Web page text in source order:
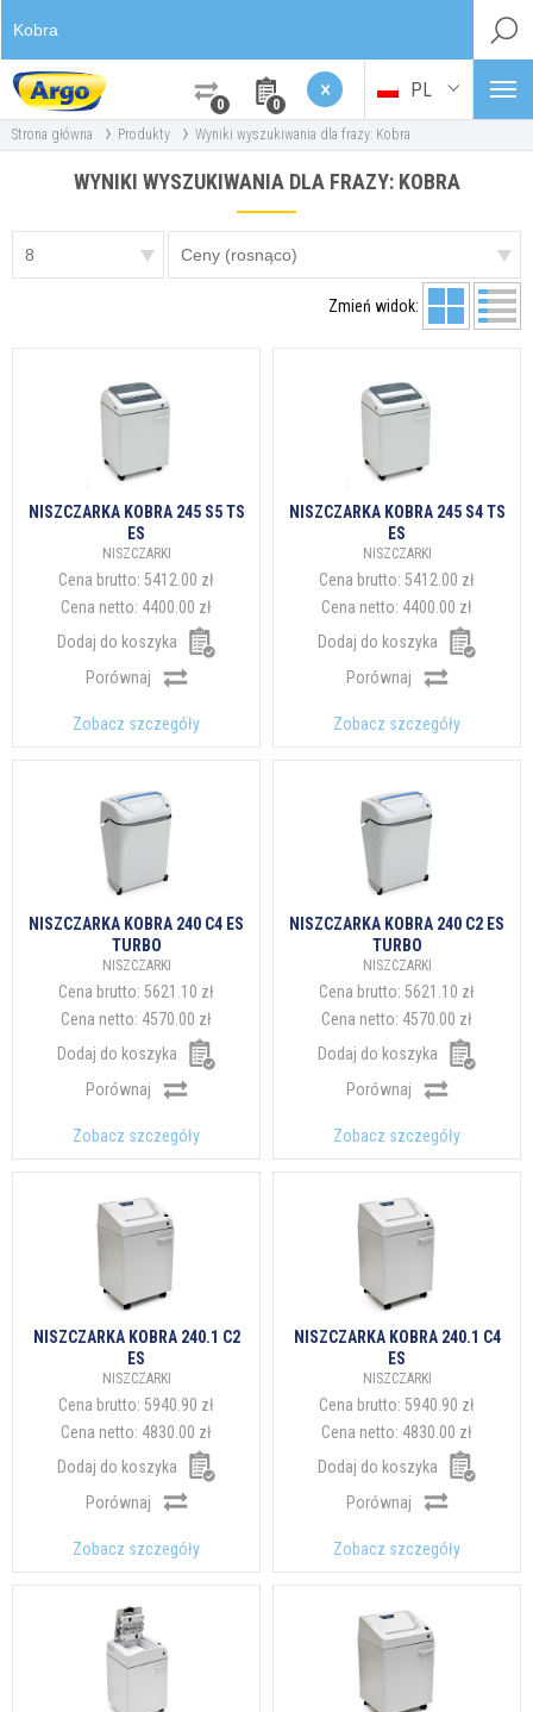
0
0
× PL
Strona główna › Produkty › Wyniki wyszukiwania dla frazy: Kobra
WYNIKI WYSZUKIWANIA DLA FRAZY: KOBRA
Zmień widok:
NISZCZARKA KOBRA 245 S5 TS
ES
NISZCZARKI
Cena brutto: 5412.00 zł
Cena netto: 4400.00 zł
Dodaj do koszyka
Porównaj
Zobacz szczegóły
NISZCZARKA KOBRA 245 S4 TS
ES
NISZCZARKI
Cena brutto: 5412.00 zł
Cena netto: 4400.00 zł
Dodaj do koszyka
Porównaj
Zobacz szczegóły
NISZCZARKA KOBRA 240 C4 ES
TURBO
NISZCZARKI
Cena brutto: 5621.10 zł
Cena netto: 4570.00 zł
Dodaj do koszyka
Porównaj
Zobacz szczegóły
NISZCZARKA KOBRA 240 C2 ES
TURBO
NISZCZARKI
Cena brutto: 5621.10 zł
Cena netto: 4570.00 zł
Dodaj do koszyka
Porównaj
Zobacz szczegóły
NISZCZARKA KOBRA 240.1 C2
ES
NISZCZARKI
Cena brutto: 5940.90 zł
Cena netto: 4830.00 zł
Dodaj do koszyka
Porównaj
Zobacz szczegóły
NISZCZARKA KOBRA 240.1 C4
ES
NISZCZARKI
Cena brutto: 5940.90 zł
Cena netto: 4830.00 zł
Dodaj do koszyka
Porównaj
Zobacz szczegóły